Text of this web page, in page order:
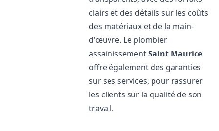
clairs et des détails sur les coûts
des matériaux et de la main-
d'œuvre. Le plombier
assainissementSaint Maurice
offre également des garanties
sur ses services, pour rassurer
les clients sur la qualité de son
travail.